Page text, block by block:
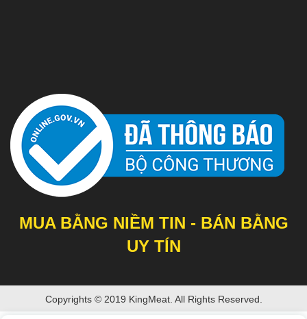
MUA BẰNG NIỀM TIN - BÁN BẰNG
UY TÍN
Copyrights © 2019 KingMeat. All Rights Reserved.